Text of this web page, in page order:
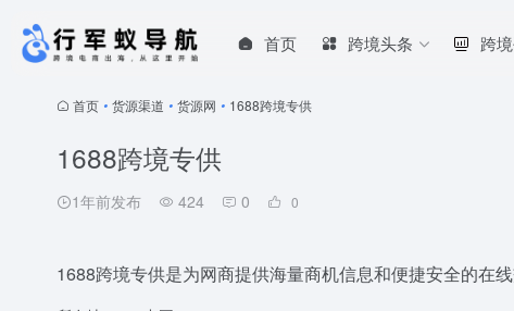
首页 跨境头条 跨
首页 • 货源渠道 • 货源网 • 1688跨境专供
1688跨境专供
1年前发布 424 0 0
1688跨境专供是为网商提供海量商机信息和便捷安全的在